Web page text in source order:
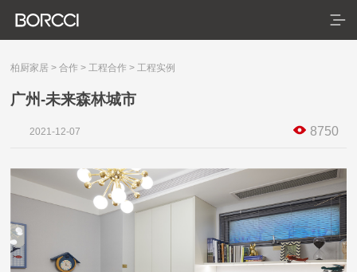
典藏系列
臻享系列
悦居系列
配套产品
家装美图
服务
合作
关于
柏厨家居 >合作 >工程合作 >工程实例
广州-未来森林城市
2021-12-07 8750